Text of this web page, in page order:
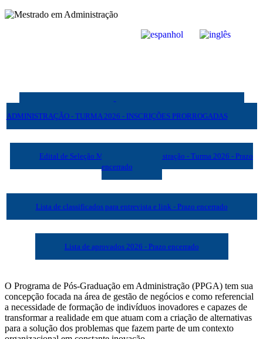
EDITAL DE SELEÇÃO COMPLEMENTAR MESTRADO EM
ADMINISTRAÇÃO - TURMA 2026 - INSCRIÇÕES PRORROGADAS
Edital de Seleção Mestrado em Administração - Turma 2026 - Prazo
encerrado
Lista de classificados para entrevista e link - Prazo encerrado
Lista de aprovados 2026 - Prazo encerrado
O Programa de Pós-Graduação em Administração (PPGA) tem sua
concepção focada na área de gestão de negócios e como referencial
a necessidade de formação de indivíduos inovadores e capazes de
transformar a realidade em que atuam com a criação de alternativas
para a solução dos problemas que fazem parte de um contexto